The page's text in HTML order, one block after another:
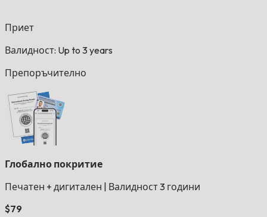
Приет
Валидност: Up to 3 years
Препоръчително
Глобално покритие
Печатен + дигитален
Валидност 3 години
$79